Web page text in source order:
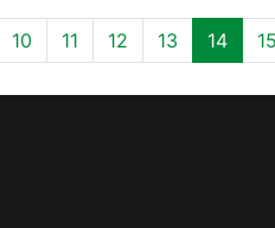
10 11 12 13 14